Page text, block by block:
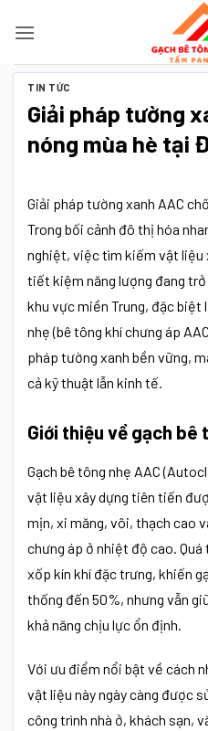
qua
nội
TIN TỨC
Giải pháp tường
nóng mùa hè tại
Giải pháp tường xanh AAC
Trong bối cảnh đô thị hóa
nghiệt, việc tìm kiếm vật liệu
tiết kiệm năng lượng đang
khu vực miền Trung, đặc biệt
nhẹ (bê tông khí chưng áp
pháp tường xanh bền vững,
cả kỹ thuật lẫn kinh tế.
Giới thiệu về gạch bê
Gạch bê tông nhẹ AAC
vật liệu xây dựng tiên tiến
mịn, xi măng, vôi, thạch cao
chưng áp ở nhiệt độ cao.
xốp kín khí đặc trưng, khiến
thống đến 50%, nhưng vẫn
khả năng chịu lực ổn định.
Với ưu điểm nổi bật về cách
vật liệu này ngày càng được
công trình nhà ở, khách sạn,